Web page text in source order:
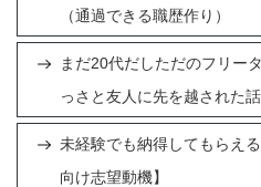
（通過できる職歴作り）
まだ20代だしただのフリー
っさと友人に先を越された話
未経験でも納得してもらえ
向け志望動機】